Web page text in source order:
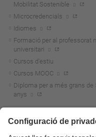
Mobilitat Sostenible
Microcredencials
Idiomes
Formació per al professorat
universitari
Cursos d'estiu
Cursos MOOC
Diploma per a més grans de
anys
Actualitat R+D+I